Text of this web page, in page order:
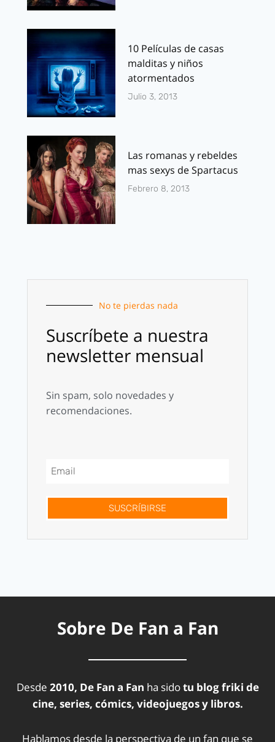
10 Películas de casas
malditas y niños
atormentados
Julio 3, 2013
Las romanas y rebeldes
mas sexys de Spartacus
Febrero 8, 2013
No te pierdas nada
Suscríbete a nuestra
newsletter mensual
Sin spam, solo novedades y
recomendaciones.
SUSCRÍBIRSE
Sobre De Fan a Fan
Desde 2010, De Fan a Fan ha sidotu blog friki de
cine, series, cómics, videojuegos y libros.
Hablamos desde la perspectiva de un fan que se